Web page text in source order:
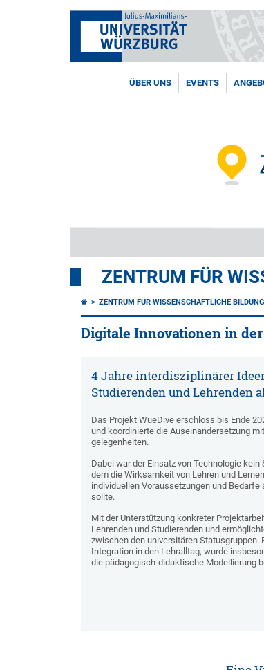
ÜBER UNS EVENTS
ZENTRUM FÜR
ZENTRUM FÜR WISSENSCHAFTLICHE
Digitale Innovationen in
4 Jahre interdisziplinärer
Studierenden und Lehrenden
Das Projekt WueDive erschloss bis Ende
und koordinierte die Auseinandersetzung
gelegenheiten.
Dabei war der Einsatz von Technologie
dem die Wirksamkeit von Lehren und
individuellen Voraussetzungen und
sollte.
Mit der Unterstützung konkreter
Lehrenden und Studierenden und
zwischen den universitären
Integration in den Lehralltag, wurde
die pädagogisch-didaktische Modellierung